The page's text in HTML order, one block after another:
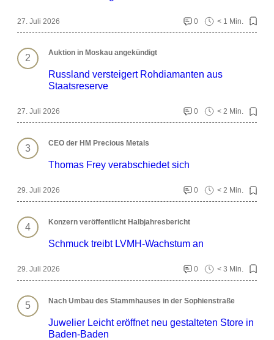
27. Juli 2026 0 < 1 Min.
Auktion in Moskau angekündigt
Russland versteigert Rohdiamanten aus
Staatsreserve
27. Juli 2026 0 < 2 Min.
CEO der HM Precious Metals
Thomas Frey verabschiedet sich
29. Juli 2026 0 < 2 Min.
Konzern veröffentlicht Halbjahresbericht
Schmuck treibt LVMH-Wachstum an
29. Juli 2026 0 < 3 Min.
Nach Umbau des Stammhauses in der Sophienstraße
Juwelier Leicht eröffnet neu gestalteten Store in
Baden-Baden